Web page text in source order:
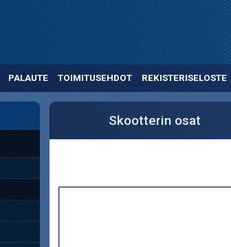
PALAUTE TOIMITUSEHDOT REKISTERISELOSTE
Skootterin osat